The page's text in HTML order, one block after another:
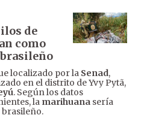
de
como
localizado por la Senad,
en el distrito de Yvy Pytã,
. Según los datos
la marihuana sería